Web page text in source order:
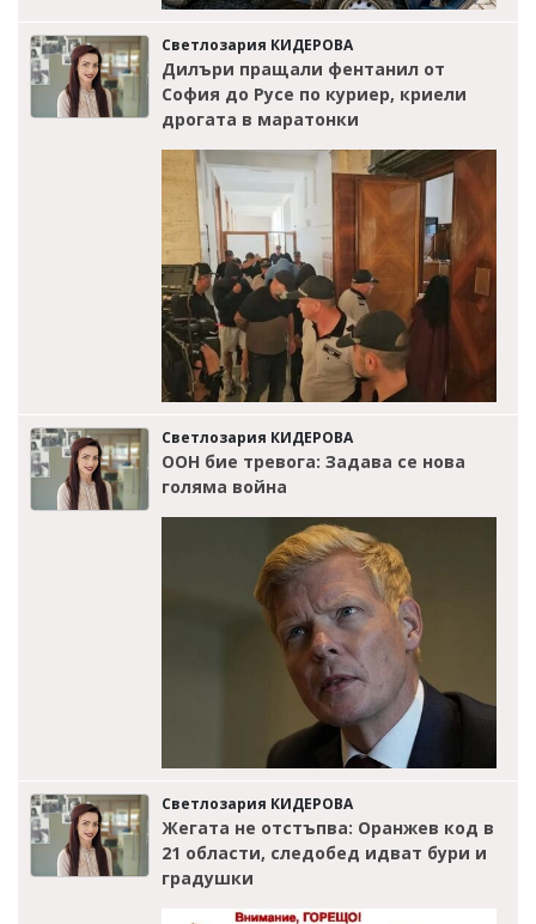
Светлозария КИДЕРОВА
Дилъри пращали фентанил от
София до Русе по куриер, криели
дрогата в маратонки
Светлозария КИДЕРОВА
ООН бие тревога: Задава се нова
голяма война
Светлозария КИДЕРОВА
Жегата не отстъпва: Оранжев код в
21 области, следобед идват бури и
градушки